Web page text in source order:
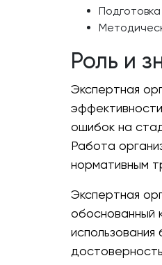
Роль и
Экспертная
ошибок на
Работа
нормативным
Экспертная
обоснованный